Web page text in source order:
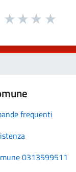
frequenti
0313599511